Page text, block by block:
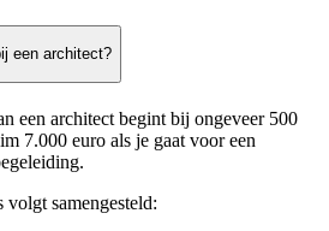
een architect?
een architect begint bij ongeveer 500
7.000 euro als je gaat voor een
samengesteld: